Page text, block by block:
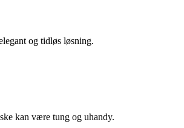
og tidløs løsning.
kan være tung og uhandy.